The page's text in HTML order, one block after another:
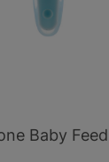
Baby